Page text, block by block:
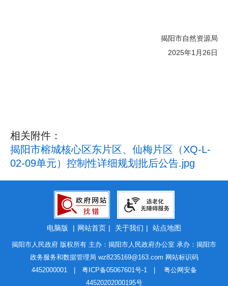
揭阳市自然资源局
2025年1月26日
相关附件：
揭阳市榕城核心区东片区、仙梅片区（XQ-L-
02-09单元）控制性详细规划批后公告.jpg
电脑版 | 网站首页 | 关于我们 | 站点地图
揭阳市人民政府 版权所有 主办：揭阳市人民政府办公室 承办：揭阳市
政务服务和数据管理局 wz8235169@163.com 网站标识码
4452000001 | 粤ICP备05067601号-1| 粤公网安备
44520202000195号